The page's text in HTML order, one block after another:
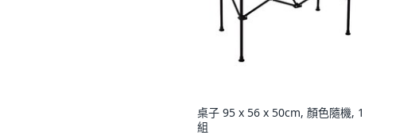
桌子 95 x 56 x 50cm, 顏色隨機, 1
組